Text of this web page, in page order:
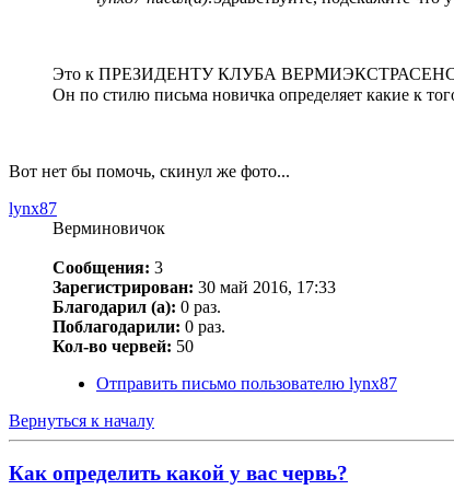
Это к ПРЕЗИДЕНТУ КЛУБА
Он по стилю письма новичка определяет какие к
Вот нет бы помочь, скинул же фото...
lynx87
Верминовичок
Сообщения: 3
Зарегистрирован: 30 май 2016, 17:33
Благодарил (а): 0 раз.
Поблагодарили: 0 раз.
Кол-во червей: 50
Отправить письмо пользователю lynx87
Вернуться к началу
Как определить какой у вас червь?